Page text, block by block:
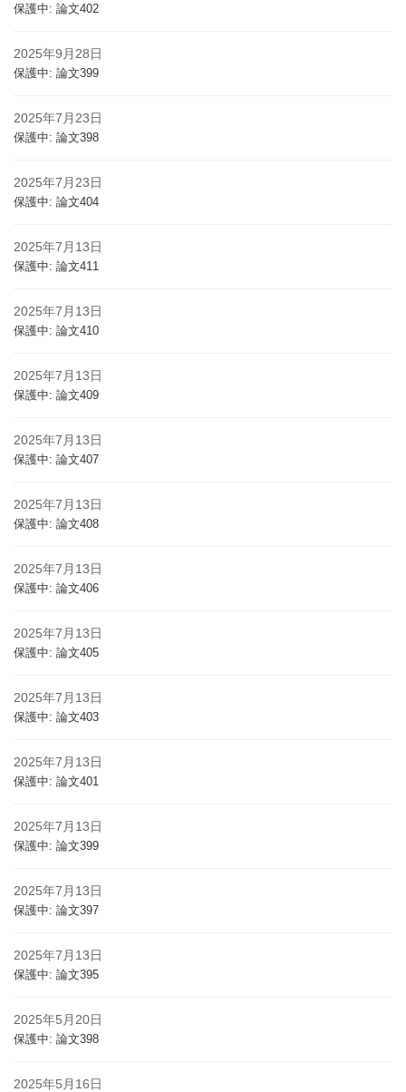
保護中: 論文402
2025年9月28日
保護中: 論文399
2025年7月23日
保護中: 論文398
2025年7月23日
保護中: 論文404
2025年7月13日
保護中: 論文411
2025年7月13日
保護中: 論文410
2025年7月13日
保護中: 論文409
2025年7月13日
保護中: 論文407
2025年7月13日
保護中: 論文408
2025年7月13日
保護中: 論文406
2025年7月13日
保護中: 論文405
2025年7月13日
保護中: 論文403
2025年7月13日
保護中: 論文401
2025年7月13日
保護中: 論文399
2025年7月13日
保護中: 論文397
2025年7月13日
保護中: 論文395
2025年5月20日
保護中: 論文398
2025年5月16日